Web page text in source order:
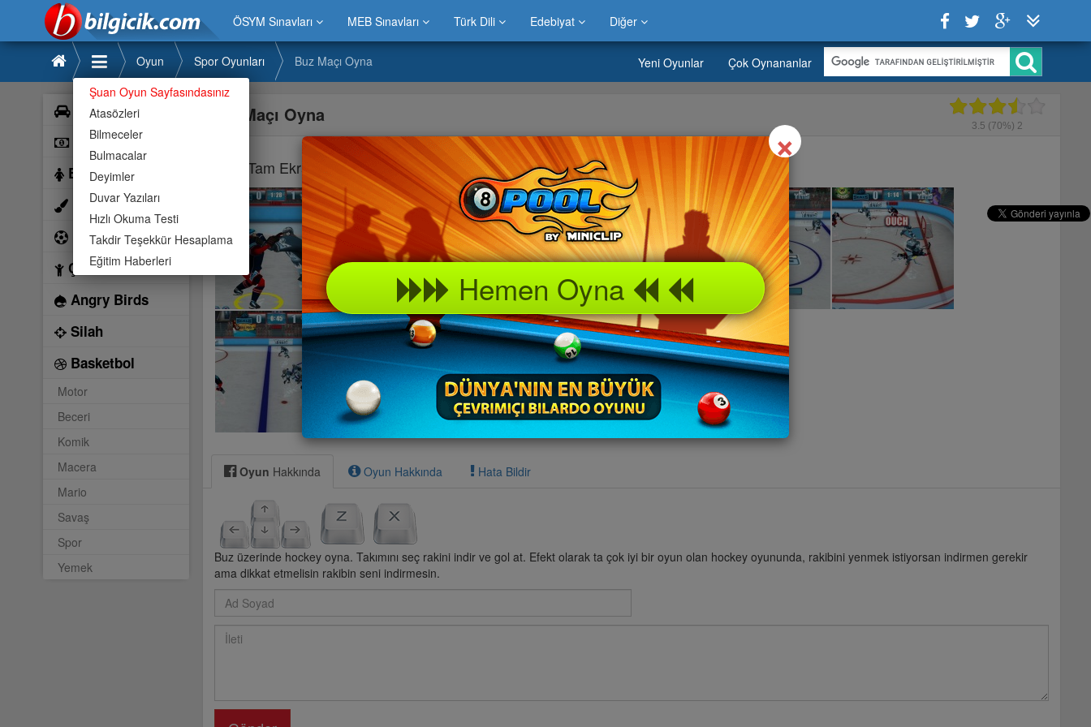
ÖSYM Sınavları MEB Sınavları Türk Dili Edebiyat Diğer
Şuan Oyun Sayfasındasınız
Atasözleri
Bilmeceler
Bulmacalar
Deyimler
Duvar Yazıları
Hızlı Okuma Testi
Takdir Teşekkür Hesaplama
Eğitim Haberleri
Oyun Spor Oyunları Buz Maçı Oyna Yeni Oyunlar Çok Oynananlar
Araba
Bilardo
Barbie
Boyama
Futbol
Çocuk
Angry Birds
Silah
Basketbol
Motor
Beceri
Komik
Macera
Mario
Savaş
Spor
Yemek
Buz Maçı Oyna 3.5 (70%) 2
Tam Ekran İçin Buraya Ardından Aşağıdaki Fotoğraflara Tıklayınız!
Oyun Hakkında Oyun Hakkında Hata Bildir
Buz üzerinde hockey oyna. Takımını seç rakini indir ve gol at. Efekt olarak ta çok iyi bir oyun olan hockey oyununda, rakibini yenmek istiyorsan indirmen gerekir
ama dikkat etmelisin rakibin seni indirmesin.
×Close
Hemen Oyna